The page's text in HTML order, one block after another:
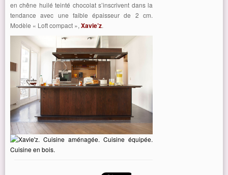
en chêne huilé teinté chocolat s’inscrivent dans la
tendance avec une faible épaisseur de 2 cm.
Modèle « Loft compact », Xavie’z.